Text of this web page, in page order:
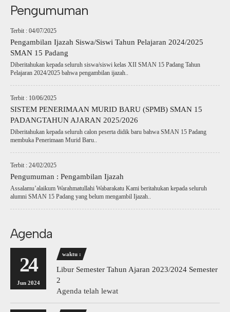
Pengumuman
Terbit : 04/07/2025
Pengambilan Ijazah Siswa/Siswi Tahun Pelajaran 2024/2025
SMAN 15 Padang
Diberitahukan kepada seluruh siswa/siswi kelas XII SMAN 15 Padang Tahun
Pelajaran 2024/2025 bahwa pengambilan ijazah..
Terbit : 10/06/2025
SISTEM PENERIMAAN MURID BARU (SPMB) SMAN 15
PADANGTAHUN AJARAN 2025/2026
Diberitahukan kepada seluruh calon peserta didik baru bahwa SMAN 15 Padang
membuka Penerimaan Murid Baru..
Terbit : 24/02/2025
Pengumuman : Pengambilan Ijazah
Assalamu’alaikum Warahmatullahi Wabarakatu Kami beritahukan kepada seluruh
alumni SMAN 15 Padang yang belum mengambil Ijazah..
Agenda
24
Jun 2024
waktu :
Libur Semester Tahun Ajaran 2023/2024 Semester
2
Agenda telah lewat